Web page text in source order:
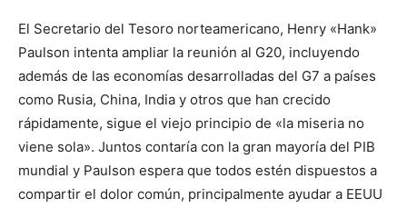
El Secretario del Tesoro norteamericano, Henry «Hank»
Paulson intenta ampliar la reunión al G20, incluyendo
además de las economías desarrolladas del G7 a países
como Rusia, China, India y otros que han crecido
rápidamente, sigue el viejo principio de «la miseria no
viene sola». Juntos contaría con la gran mayoría del PIB
mundial y Paulson espera que todos estén dispuestos a
compartir el dolor común, principalmente ayudar a EEUU